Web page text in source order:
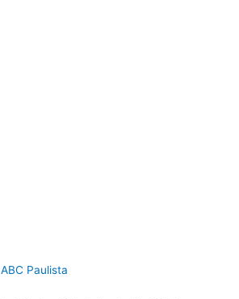
ABC Paulista